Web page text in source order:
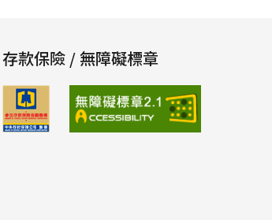
存款保險 / 無障礙標章